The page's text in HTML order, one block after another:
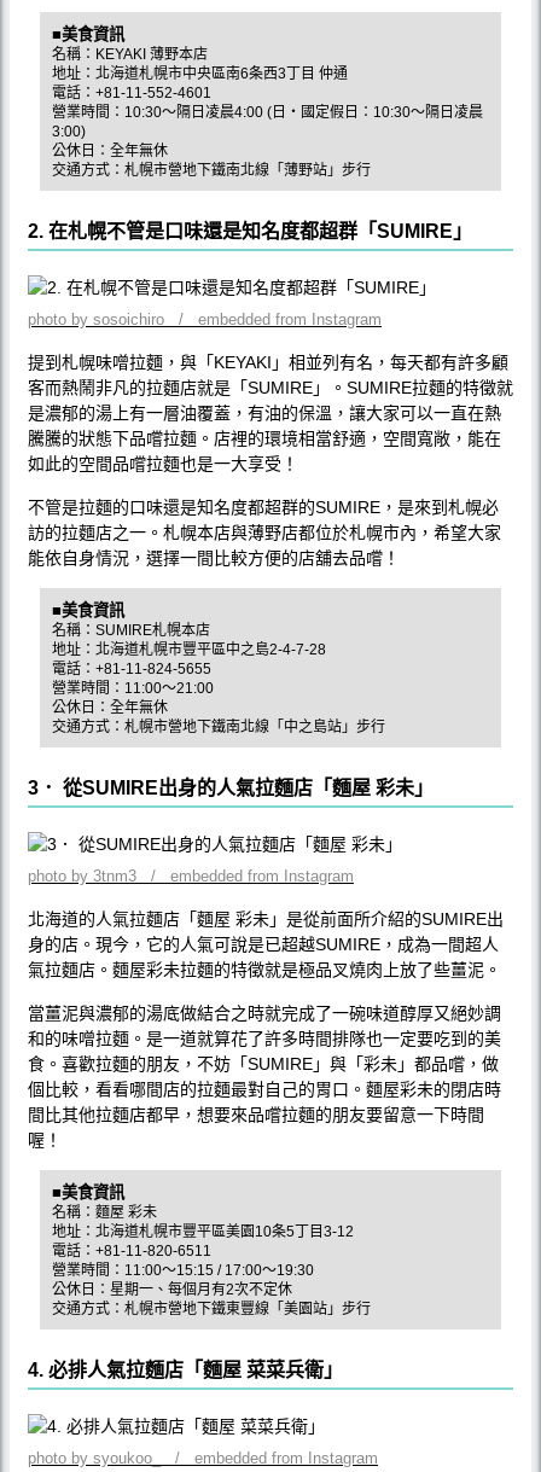
■美食資訊
名稱：KEYAKI 薄野本店
地址：北海道札幌市中央區南6条西3丁目 仲通
電話：+81-11-552-4601
營業時間：10:30〜隔日凌晨4:00 (日‧國定假日：10:30〜隔日凌晨
3:00)
公休日：全年無休
交通方式：札幌市營地下鐵南北線「薄野站」步行
2. 在札幌不管是口味還是知名度都超群「SUMIRE」
photo by sosoichiro / embedded from Instagram
提到札幌味噌拉麵，與「KEYAKI」相並列有名，每天都有許多顧
客而熱鬧非凡的拉麵店就是「SUMIRE」。SUMIRE拉麵的特徵就
是濃郁的湯上有一層油覆蓋，有油的保溫，讓大家可以一直在熱
騰騰的狀態下品嚐拉麵。店裡的環境相當舒適，空間寬敞，能在
如此的空間品嚐拉麵也是一大享受！
不管是拉麵的口味還是知名度都超群的SUMIRE，是來到札幌必
訪的拉麵店之一。札幌本店與薄野店都位於札幌市內，希望大家
能依自身情況，選擇一間比較方便的店舖去品嚐！
■美食資訊
名稱：SUMIRE札幌本店
地址：北海道札幌市豐平區中之島2-4-7-28
電話：+81-11-824-5655
營業時間：11:00〜21:00
公休日：全年無休
交通方式：札幌市營地下鐵南北線「中之島站」步行
3． 從SUMIRE出身的人氣拉麵店「麵屋 彩未」
photo by 3tnm3 / embedded from Instagram
北海道的人氣拉麵店「麵屋 彩未」是從前面所介紹的SUMIRE出
身的店。現今，它的人氣可說是已超越SUMIRE，成為一間超人
氣拉麵店。麵屋彩未拉麵的特徵就是極品叉燒肉上放了些薑泥。
當薑泥與濃郁的湯底做結合之時就完成了一碗味道醇厚又絕妙調
和的味噌拉麵。是一道就算花了許多時間排隊也一定要吃到的美
食。喜歡拉麵的朋友，不妨「SUMIRE」與「彩未」都品嚐，做
個比較，看看哪間店的拉麵最對自己的胃口。麵屋彩未的閉店時
間比其他拉麵店都早，想要來品嚐拉麵的朋友要留意一下時間
喔！
■美食資訊
名稱：麵屋 彩未
地址：北海道札幌市豐平區美園10条5丁目3-12
電話：+81-11-820-6511
營業時間：11:00〜15:15 / 17:00〜19:30
公休日：星期一、每個月有2次不定休
交通方式：札幌市營地下鐵東豐線「美園站」步行
4. 必排人氣拉麵店「麵屋 菜菜兵衛」
photo by syoukoo_ / embedded from Instagram